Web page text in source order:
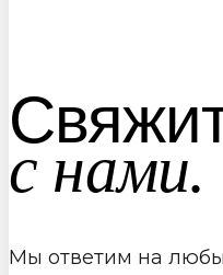
с нами.
Мы ответим на